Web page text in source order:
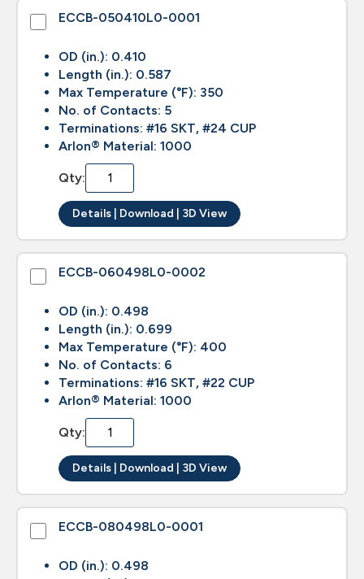
ECCB-050410L0-0001
OD (in.): 0.410
Length (in.): 0.587
Max Temperature (°F): 350
No. of Contacts: 5
Terminations: #16 SKT, #24 CUP
Arlon® Material: 1000
Qty:
Details | Download | 3D View
ECCB-060498L0-0002
OD (in.): 0.498
Length (in.): 0.699
Max Temperature (°F): 400
No. of Contacts: 6
Terminations: #16 SKT, #22 CUP
Arlon® Material: 1000
Qty:
Details | Download | 3D View
ECCB-080498L0-0001
OD (in.): 0.498